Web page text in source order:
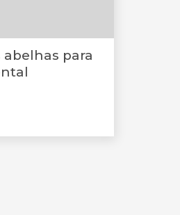
para